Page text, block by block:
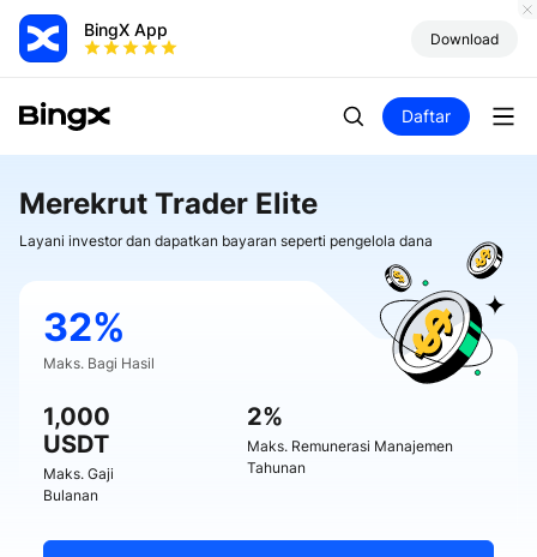
BingX App Download
Daftar
Merekrut Trader Elite
Layani investor dan dapatkan bayaran seperti pengelola dana
32%
Maks. Bagi Hasil
1,000
USDT
Maks. Gaji
Bulanan
2%
Maks. Remunerasi Manajemen
Tahunan